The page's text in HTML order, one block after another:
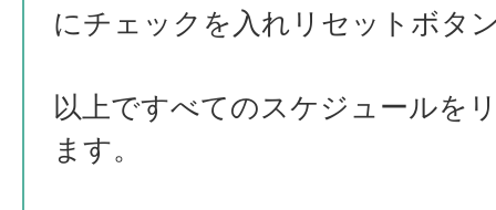
にチェックを入れリセットボタ
以上ですべてのスケジュールを
ます。